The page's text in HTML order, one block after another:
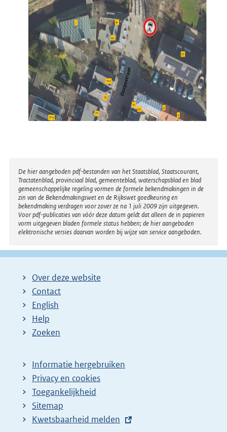
Disclaimer
De hier aangeboden pdf-bestanden van het Staatsblad, Staatscourant,
Tractatenblad, provinciaal blad, gemeenteblad, waterschapsblad en blad
gemeenschappelijke regeling vormen de formele bekendmakingen in de
zin van de Bekendmakingswet en de Rijkswet goedkeuring en
bekendmaking verdragen voor zover ze na 1 juli 2009 zijn uitgegeven.
Voor pdf-publicaties van vóór deze datum geldt dat alleen de in papieren
vorm uitgegeven bladen formele status hebben; de hier aangeboden
elektronische versies daarvan worden bij wijze van service aangeboden.
Over deze website
Contact
English
Help
Zoeken
Informatie hergebruiken
Privacy en cookies
Toegankelijkheid
Sitemap
E
Kwetsbaarheid melden